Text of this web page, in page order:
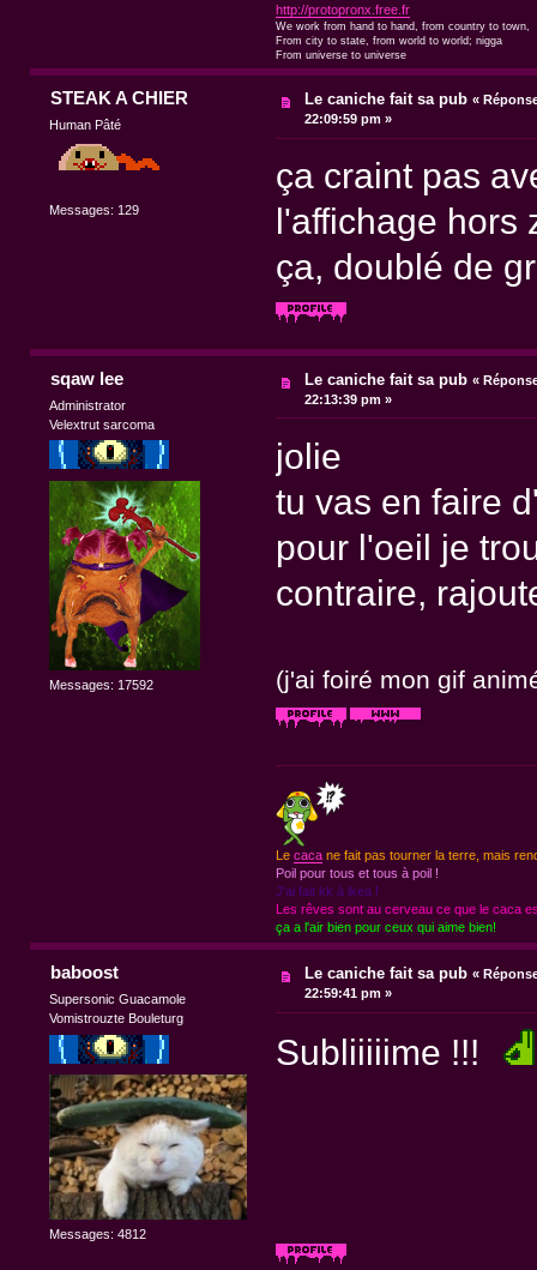
http://protopronx.free.fr
We work from hand to hand, from country to town,
From city to state, from world to world; nigga
From universe to universe
STEAK A CHIER
Human Pâté
Messages: 129
Le caniche fait sa pub «
22:09:59 pm »
ça craint pas
l'affichage
ça, doublé de
sqaw lee
Administrator
Velextrut sarcoma
Messages: 17592
Le caniche fait sa pub «
22:13:39 pm »
jolie
tu vas en faire
pour l'oeil je
contraire,
(j'ai foiré mon gif
Le cacane fait pas tourner la terre, mais
Poil pour tous et tous à poil !
J'ai fait kk à ikea !
Les rêves sont au cerveau ce que le caca
ça a l'air bien pour ceux qui aime bien!
baboost
Supersonic Guacamole
Vomistrouzte Bouleturg
Messages: 4812
Le caniche fait sa pub «
22:59:41 pm »
Subliiiiime !!!